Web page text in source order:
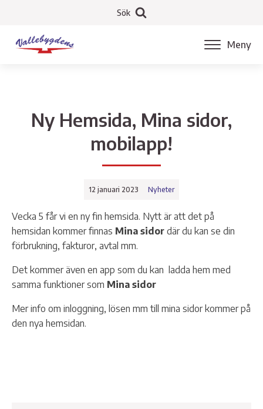
Sök
Meny
Ny Hemsida, Mina sidor,
mobilapp!
12 januari 2023 Nyheter
Vecka 5 får vi en ny fin hemsida. Nytt är att det på
hemsidan kommer finnas Mina sidor där du kan se din
förbrukning, fakturor, avtal mm.
Det kommer även en app som du kan ladda hem med
samma funktioner som Mina sidor
Mer info om inloggning, lösen mm till mina sidor kommer på
den nya hemsidan.